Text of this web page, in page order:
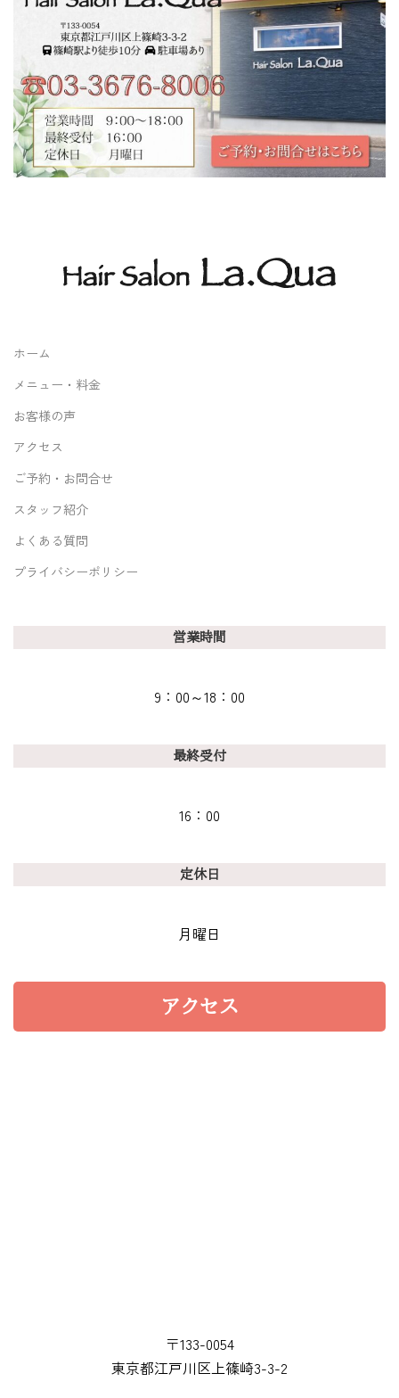
ホーム
メニュー・料金
お客様の声
アクセス
ご予約・お問合せ
スタッフ紹介
よくある質問
プライバシーポリシー
営業時間
9：00～18：00
最終受付
16：00
定休日
月曜日
アクセス
〒133-0054
東京都江戸川区上篠崎3-3-2